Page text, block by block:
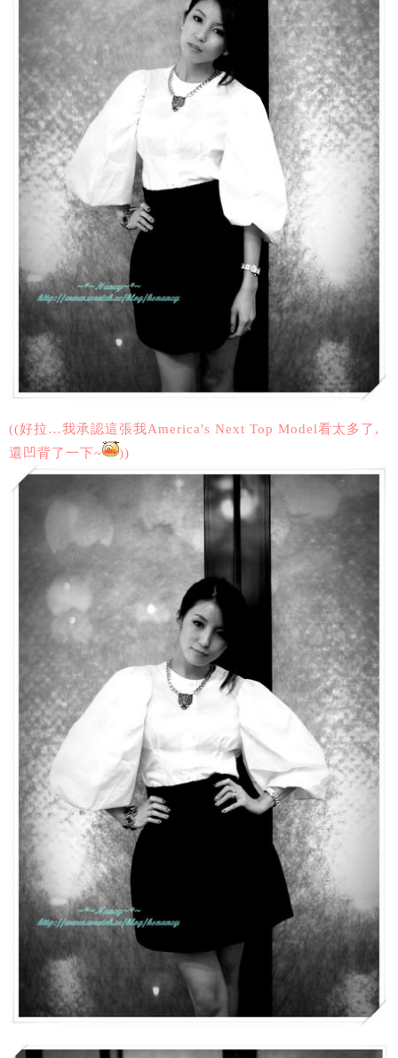
((好拉…我承認這張我America's Next Top Model看太多了,
還凹背了一下~
))